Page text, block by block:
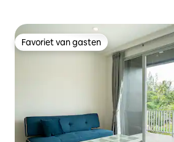
Favoriet van gasten
Favoriet van gasten